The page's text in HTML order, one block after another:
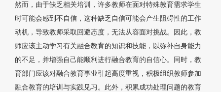
然而，由于缺乏相关培训，许多教师在面对特殊教育需求学生
时可能会感到不自信，这种缺乏自信可能会产生阻碍性的工作
动机，导致教师采取回避态度，无法从容面对挑战。因此，教
师应该主动学习有关融合教育的知识和技能，以弥补自身能力
的不足，并增强自己能顺利进行融合教育的自信心。同时，教
育部门应该对融合教育事业引起高度重视，积极组织教师参加
融合教育的培训与实践见习。此外，积累成功处理问题的教育